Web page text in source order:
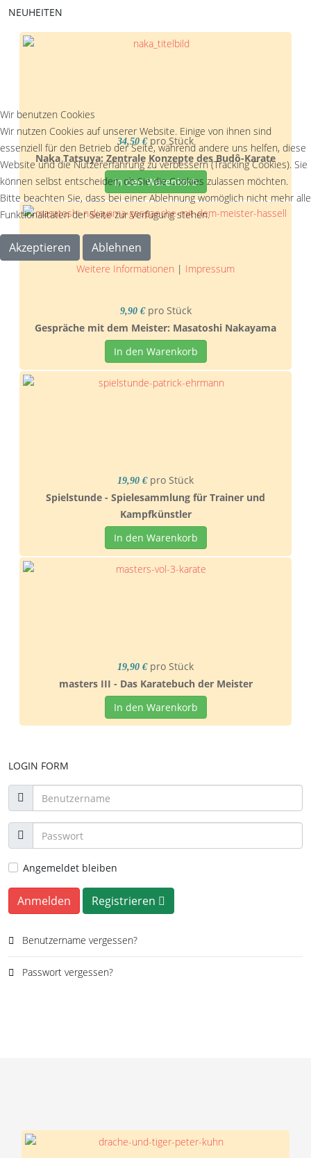
NEUHEITEN
34,50 € pro Stück
Naka Tatsuya: Zentrale Konzepte des Budô-Karate
In den Warenkorb
9,90 € pro Stück
Gespräche mit dem Meister: Masatoshi Nakayama
In den Warenkorb
19,90 € pro Stück
Spielstunde - Spielesammlung für Trainer und
Kampfkünstler
In den Warenkorb
19,90 € pro Stück
masters III - Das Karatebuch der Meister
In den Warenkorb
LOGIN FORM
Angemeldet bleiben
Anmelden Registrieren
Benutzername vergessen?
Passwort vergessen?
Wir benutzen Cookies
Wir nutzen Cookies auf unserer Website. Einige von ihnen sind
essenziell für den Betrieb der Seite, während andere uns helfen, diese
Website und die Nutzererfahrung zu verbessern (Tracking Cookies). Sie
können selbst entscheiden, ob Sie die Cookies zulassen möchten.
Bitte beachten Sie, dass bei einer Ablehnung womöglich nicht mehr alle
Funktionalitäten der Seite zur Verfügung stehen.
Akzeptieren Ablehnen
Weitere Informationen | Impressum